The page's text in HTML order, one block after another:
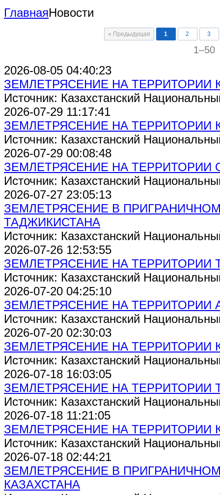
ГлавнаяНовости
« Предыдущая 1 2 3
1–50
2026-08-05 04:40:23
ЗЕМЛЕТРЯСЕНИЕ НА ТЕРРИТОРИИ
Источник: Казахстанский
2026-07-29 11:17:41
ЗЕМЛЕТРЯСЕНИЕ НА ТЕРРИТОРИИ
Источник: Казахстанский
2026-07-29 00:08:48
ЗЕМЛЕТРЯСЕНИЕ НА
Источник: Казахстанский
2026-07-27 23:05:13
ЗЕМЛЕТРЯСЕНИЕ В
ТАДЖИКИСТАНА
Источник: Казахстанский
2026-07-26 12:53:55
ЗЕМЛЕТРЯСЕНИЕ НА ТЕРРИТОРИИ
Источник: Казахстанский
2026-07-20 04:25:10
ЗЕМЛЕТРЯСЕНИЕ НА ТЕРРИТОРИИ
Источник: Казахстанский
2026-07-20 02:30:03
ЗЕМЛЕТРЯСЕНИЕ НА ТЕРРИТОРИИ
Источник: Казахстанский
2026-07-18 16:03:05
ЗЕМЛЕТРЯСЕНИЕ НА ТЕРРИТОРИИ
Источник: Казахстанский
2026-07-18 11:21:05
ЗЕМЛЕТРЯСЕНИЕ НА ТЕРРИТОРИИ
Источник: Казахстанский
2026-07-18 02:44:21
ЗЕМЛЕТРЯСЕНИЕ В
КАЗАХСТАНА